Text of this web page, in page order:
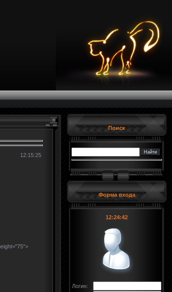
12:15:25
Поиск
Форма входа
12:24:43
Логин: